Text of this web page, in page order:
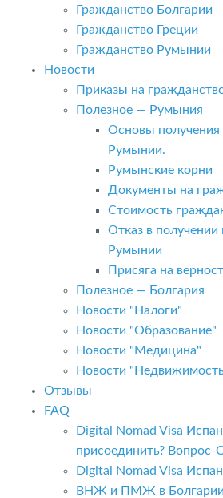
Гражданство Болгарии
Гражданство Греции
Гражданство Румынии
Новости
Приказы на
Полезное — Румыния
Основы получения
Румынии.
Румынские корни
Документы на
Стоимость
Отказ в получении
Румынии
Присяга на
Полезное — Болгария
Новости "Налоги"
Новости "Образование"
Новости "Медицина"
Новости
Отзывы
FAQ
Digital Nomad Visa
присоединить? Вопрос-
Digital Nomad Visa
ВНЖ и ПМЖ в